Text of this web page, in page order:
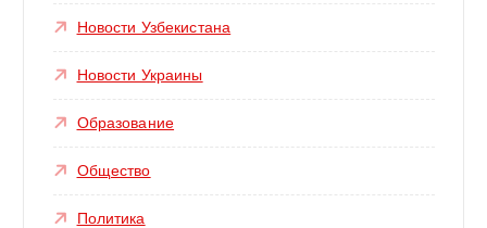
Новости Узбекистана
Новости Украины
Образование
Общество
Политика